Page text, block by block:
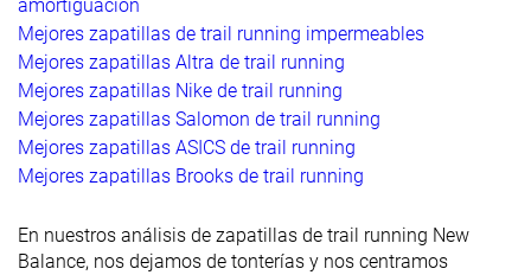
amortiguación
Mejores zapatillas de trail running impermeables
Mejores zapatillas Altra de trail running
Mejores zapatillas Nike de trail running
Mejores zapatillas Salomon de trail running
Mejores zapatillas ASICS de trail running
Mejores zapatillas Brooks de trail running
En nuestros análisis de zapatillas de trail running New
Balance, nos dejamos de tonterías y nos centramos